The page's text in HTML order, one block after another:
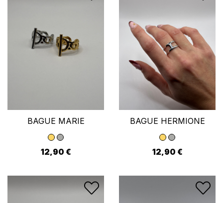
BAGUE MARIE
12,90 €
BAGUE HERMIONE
12,90 €